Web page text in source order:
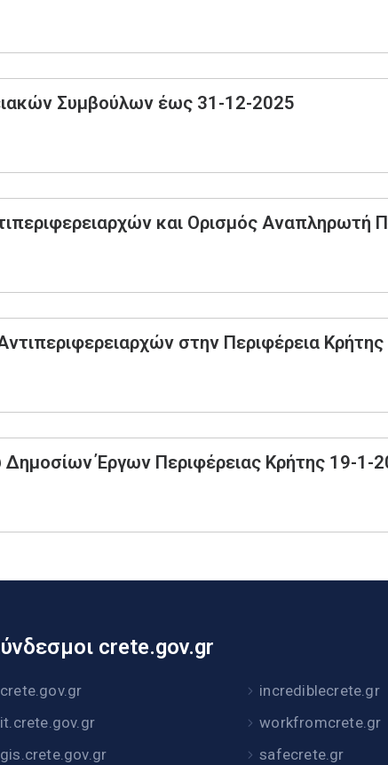
Συμβούλων έως 31-12-2025
και Ορισμός Αναπληρωτή
στην Περιφέρεια Κρήτης
Δημοσίων Έργων Περιφέρειας Κρήτης 19-1-
crete.gov.gr
crete.gov.gr
it.crete.gov.gr
gis.crete.gov.gr
incrediblecrete.gr
workfromcrete.gr
safecrete.gr